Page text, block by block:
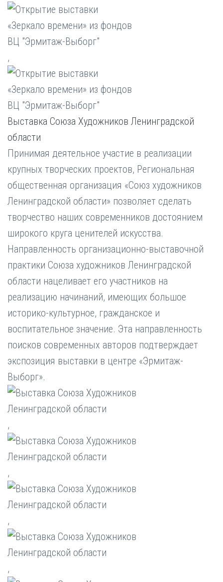
,
Выставка Союза Художников Ленинградской
области
Принимая деятельное участие в реализации
крупных творческих проектов, Региональная
общественная организация «Союз художников
Ленинградской области» позволяет сделать
творчество наших современников достоянием
широкого круга ценителей искусства.
Направленность организационно-выставочной
практики Союза художников Ленинградской
области нацеливает его участников на
реализацию начинаний, имеющих большое
историко-культурное, гражданское и
воспитательное значение. Эта направленность
поисков современных авторов подтверждает
экспозиция выставки в центре «Эрмитаж-
Выборг».
,
,
,
,